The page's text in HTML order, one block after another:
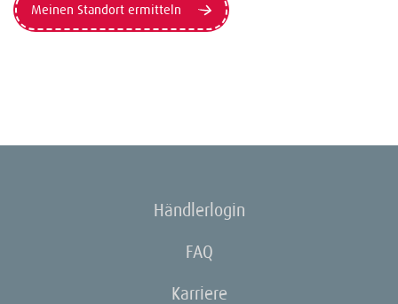
Meinen Standort ermitteln
Händlerlogin
FAQ
Karriere